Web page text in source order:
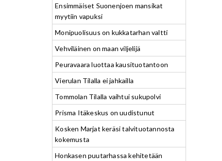
Ensimmäiset Suonenjoen mansikat
myytiin vapuksi
Monipuolisuus on kukkatarhan valtti
Vehviläinen on maan viljelijä
Peuravaara luottaa kausituotantoon
Vierulan Tilalla ei jahkailla
Tommolan Tilalla vaihtui sukupolvi
Prisma Itäkeskus on uudistunut
Kosken Marjat keräsi talvituotannosta
kokemusta
Honkasen puutarhassa kehitetään